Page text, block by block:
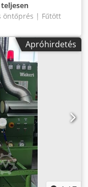
teljesen
öntőprés | Fűtött
öntőprés,
tonnás prés gumi-,
Gyártó:
100 tonnás, fűtött
a BDC 100T
prés, amelyet
öntéshez,
terveztek. Ez a
lamináláshoz
kiegészítője
szerelési
hidraulikus
Apróhirdetés